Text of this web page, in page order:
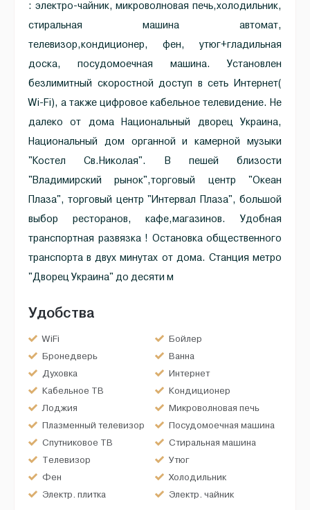
: электро-чайник, микроволновая печь,холодильник,
стиральная машина автомат,
телевизор,кондиционер, фен, утюг+гладильная
доска, посудомоечная машина. Установлен
безлимитный скоростной доступ в сеть Интернет(
Wi-Fi), а также цифровое кабельное телевидение. Не
далеко от дома Национальный дворец Украина,
Национальный дом органной и камерной музыки
"Костел Св.Николая". В пешей близости
"Владимирский рынок",торговый центр "Океан
Плаза", торговый центр "Интервал Плаза", большой
выбор ресторанов, кафе,магазинов. Удобная
транспортная развязка ! Остановка общественного
транспорта в двух минутах от дома. Станция метро
"Дворец Украина" до десяти м
Удобства
WiFi
Бойлер
Бронедверь
Ванна
Духовка
Интернет
Кабельное ТВ
Кондиционер
Лоджия
Микроволновая печь
Плазменный телевизор
Посудомоечная машина
Спутниковое ТВ
Стиральная машина
Телевизор
Утюг
Фен
Холодильник
Электр. плитка
Электр. чайник